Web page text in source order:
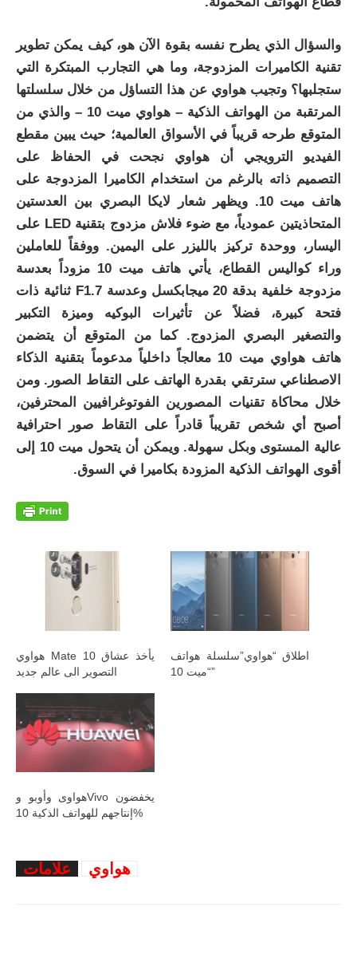
والسؤال الذي يطرح نفسه بقوة الآن هو، كيف يمكن تطوير
تقنية الكاميرات المزدوجة، وما هي التجارب المبتكرة التي
ستجلبها؟ وتجيب هواوي عن هذا التساؤل من خلال سلسلتها
المرتقبة من الهواتف الذكية – هواوي ميت 10 – والذي من
المتوقع طرحه قريباً في الأسواق العالمية؛ حيث يبين مقطع
الفيديو الترويجي أن هواوي نجحت في الحفاظ على
التصميم ذاته بالرغم من استخدام الكاميرا المزدوجة على
هاتف ميت 10. ويظهر شعار لايكا البصري بين العدستين
المتحاذيتين عمودياً، مع ضوء فلاش مزدوج بتقنية LED على
اليسار، ووحدة تركيز بالليزر على اليمين. ووفقاً للعاملين
وراء كواليس القطاع، يأتي هاتف ميت 10 مزوداً بعدسة
مزدوجة خلفية بدقة 20 ميجابكسل وعدسة F1.7 ثنائية ذات
فتحة كبيرة، فضلاً عن تأثيرات البوكيه وميزة التكبير
والتصغير البصري المزدوج. كما من المتوقع أن يتضمن
هاتف هواوي ميت 10 معالجاً داخلياً مدعوماً بتقنية الذكاء
الاصطناعي سترتقي بقدرة الهاتف على التقاط الصور. ومن
خلال محاكاة تقنيات المصورين الفوتوغرافيين المحترفين،
أصبح أي شخص تقريباً قادراً على التقاط صور احترافية
عالية المستوى وبكل سهولة. ويمكن أن يتحول ميت 10 إلى
أقوى الهواتف الذكية المزودة بكاميرا في السوق.
هواوي Mate 10 يأخذ عشاق
التصوير الى عالم جديد
اطلاق “هواوي”سلسلة هواتف
“ميت 10”
هواوى وأوبو وVivo يخفضون
إنتاجهم للهواتف الذكية 10%
علامات هواوي